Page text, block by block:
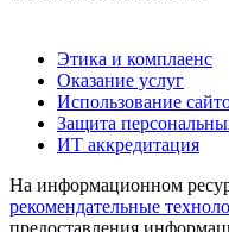
Этика и комплаенс
Оказание услуг
Использование
Защита
ИТ аккредитация
На информационном
рекомендательные
предоставления